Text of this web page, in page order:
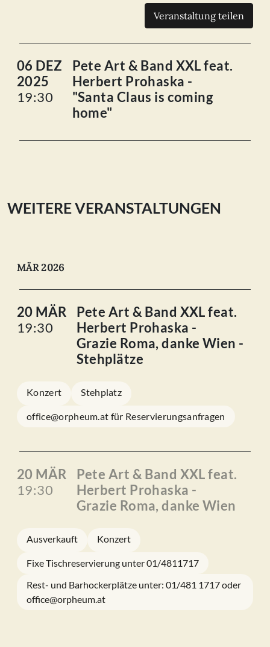
Veranstaltung teilen
06 DEZ
2025
19:30
Pete Art & Band XXL feat.
Herbert Prohaska -
"Santa Claus is coming
home"
WEITERE VERANSTALTUNGEN
MÄR 2026
20 MÄR
19:30
Pete Art & Band XXL feat.
Herbert Prohaska -
Grazie Roma, danke Wien -
Stehplätze
Konzert Stehplatz
office@orpheum.at für Reservierungsanfragen
20 MÄR
19:30
Pete Art & Band XXL feat.
Herbert Prohaska -
Grazie Roma, danke Wien
Ausverkauft Konzert
Fixe Tischreservierung unter 01/4811717
Rest- und Barhockerplätze unter: 01/481 1717 oder
office@orpheum.at